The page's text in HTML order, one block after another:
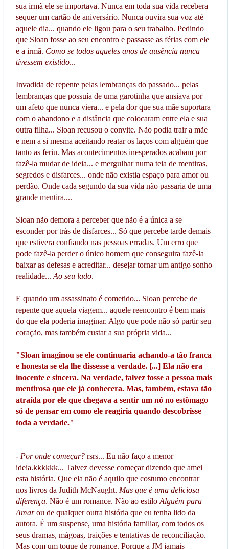
sua irmã ele se importava. Nunca em toda sua vida recebera
sequer um cartão de aniversário. Nunca ouvira sua voz até
aquele dia... quando ele ligou para o seu trabalho. Pedindo
que Sloan fosse ao seu encontro e passasse as férias com ele
e a irmã. Como se todos aqueles anos de ausência nunca
tivessem existido...
Invadida de repente pelas lembranças do passado... pelas
lembranças que possuía de uma garotinha que ansiava por
um afeto que nunca viera... e pela dor que sua mãe suportara
com o abandono e a distância que colocaram entre ela e sua
outra filha... Sloan recusou o convite. Não podia trair a mãe
e nem a si mesma aceitando reatar os laços com alguém que
tanto as feriu. Mas acontecimentos inesperados acabam por
fazê-la mudar de ideia... e mergulhar numa teia de mentiras,
segredos e disfarces... onde não existia espaço para amor ou
perdão. Onde cada segundo da sua vida não passaria de uma
grande mentira....
Sloan não demora a perceber que não é a única a se
esconder por trás de disfarces... Só que percebe tarde demais
que estivera confiando nas pessoas erradas. Um erro que
pode fazê-la perder o único homem que conseguira fazê-la
baixar as defesas e acreditar... desejar tornar um antigo sonho
realidade... Ao seu lado.
E quando um assassinato é cometido... Sloan percebe de
repente que aquela viagem... aquele reencontro é bem mais
do que ela poderia imaginar. Algo que pode não só partir seu
coração, mas também custar a sua própria vida...
"Sloan imaginou se ele continuaria achando-a tão franca
e honesta se ela lhe dissesse a verdade. [...]Ela não era
inocente e sincera. Na verdade, talvez fosse a pessoa mais
mentirosa que ele já conhecera. Mas, também, estava tão
atraída por ele que chegava a sentir um nó no estômago
só de pensar em como ele reagiria quando descobrisse
toda a verdade."
- Por onde começar? rsrs... Eu não faço a menor
ideia.kkkkkk... Talvez devesse começar dizendo que amei
esta história. Que ela não é aquilo que costumo encontrar
nos livros da Judith McNaught. Mas que é uma deliciosa
diferença. Não é um romance. Não ao estilo Alguém para
Amarou de qualquer outra história que eu tenha lido da
autora. É um suspense, uma história familiar, com todos os
seus dramas, mágoas, traições e tentativas de reconciliação.
Mas com um toque de romance. Porque a JM jamais